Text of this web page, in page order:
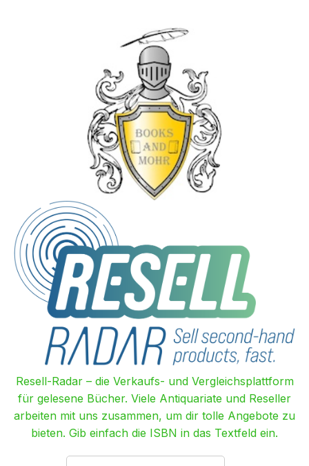
Resell-Radar – die Verkaufs- und Vergleichsplattform
für gelesene Bücher. Viele Antiquariate und Reseller
arbeiten mit uns zusammen, um dir tolle Angebote zu
bieten. Gib einfach die ISBN in das Textfeld ein.